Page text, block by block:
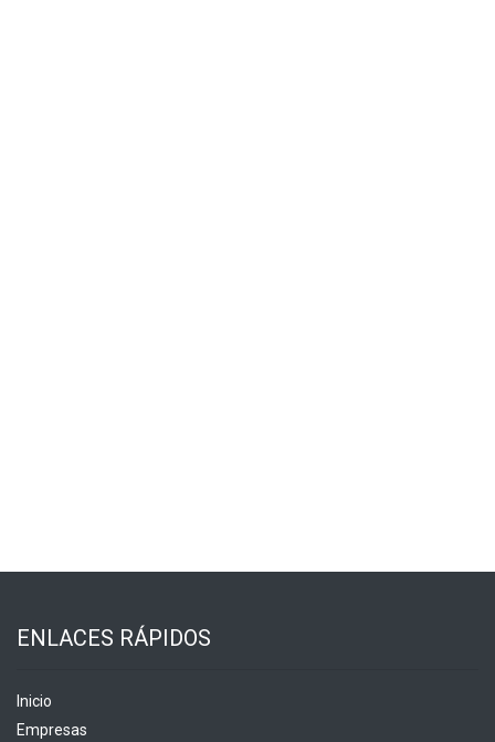
ENLACES RÁPIDOS
Inicio
Empresas